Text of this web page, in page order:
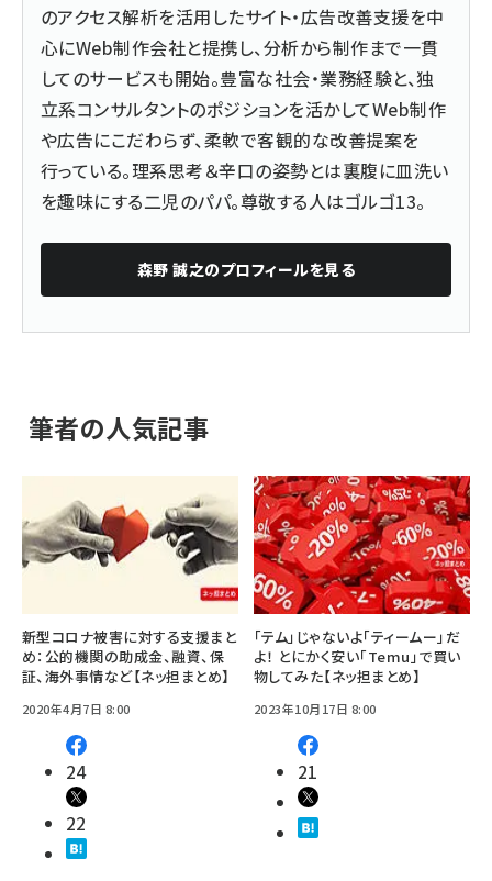
のアクセス解析を活用したサイト・広告改善支援を中
心にWeb制作会社と提携し、分析から制作まで一貫
してのサービスも開始。豊富な社会・業務経験と、独
立系コンサルタントのポジションを活かしてWeb制作
や広告にこだわらず、柔軟で客観的な改善提案を
行っている。理系思考＆辛口の姿勢とは裏腹に皿洗い
を趣味にする二児のパパ。尊敬する人はゴルゴ13。
森野 誠之のプロフィールを見る
筆者の人気記事
新型コロナ被害に対する支援まと
め：公的機関の助成金、融資、保
証、海外事情など【ネッ担まとめ】
2020年4月7日 8:00
24
22
「テム」じゃないよ「ティームー」だ
よ！ とにかく安い「Temu」で買い
物してみた【ネッ担まとめ】
2023年10月17日 8:00
21